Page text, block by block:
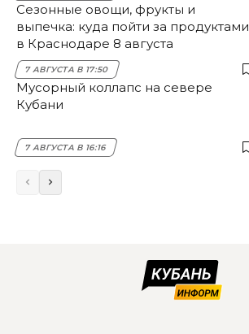
Сезонные овощи, фрукты и
выпечка: куда пойти за продуктами
в Краснодаре 8 августа
7 АВГУСТА В 17:50
Мусорный коллапс на севере
Кубани
7 АВГУСТА В 16:16